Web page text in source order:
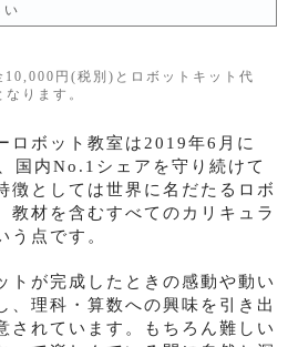
い
10,000円(税別)とロボットキット代
ります。
ロボット教室は2019年6月に
国内No.1シェアを守り続けて
徴としては世界に名だたるロボ
教材を含むすべてのカリキュラ
う点です。
トが完成したときの感動や動い
、理科・算数への興味を引き出
されています。もちろん難しい